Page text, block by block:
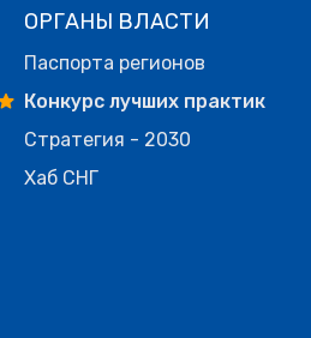
ОРГАНЫ ВЛАСТИ
Паспорта регионов
Конкурс лучших практик
Стратегия - 2030
Хаб СНГ